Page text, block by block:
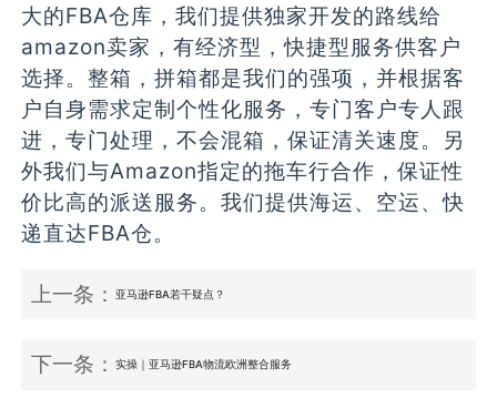
大的FBA仓库，我们提供独家开发的路线给
amazon卖家，有经济型，快捷型服务供客户
选择。整箱，拼箱都是我们的强项，并根据客
户自身需求定制个性化服务，专门客户专人跟
进，专门处理，不会混箱，保证清关速度。另
外我们与Amazon指定的拖车行合作，保证性
价比高的派送服务。我们提供海运、空运、快
递直达FBA仓。
上一条：亚马逊FBA若干疑点？
下一条：实操｜亚马逊FBA物流欧洲整合服务